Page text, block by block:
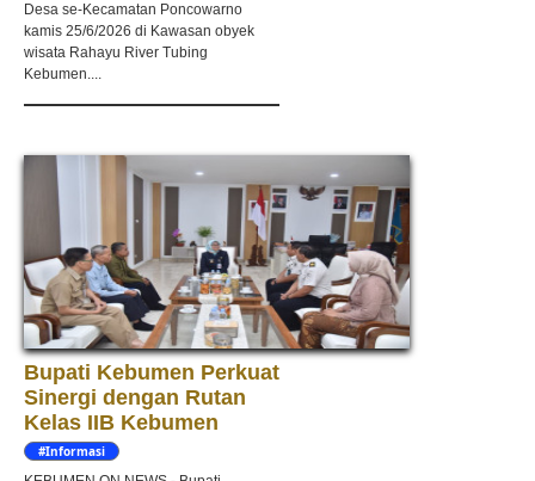
Desa se-Kecamatan Poncowarno
kamis 25/6/2026 di Kawasan obyek
wisata Rahayu River Tubing
Kebumen....
Bupati Kebumen Perkuat
Sinergi dengan Rutan
Kelas IIB Kebumen
#Informasi